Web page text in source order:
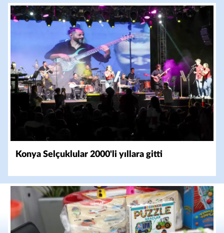
Konya Selçuklular 2000'li yıllara gitti